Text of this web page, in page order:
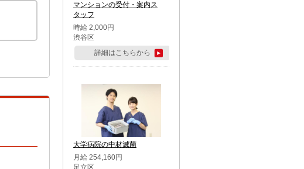
マンションの受付・案内ス
タッフ
時給 2,000円
渋谷区
詳細はこちらから
大学病院の中材滅菌
月給 254,160円
足立区